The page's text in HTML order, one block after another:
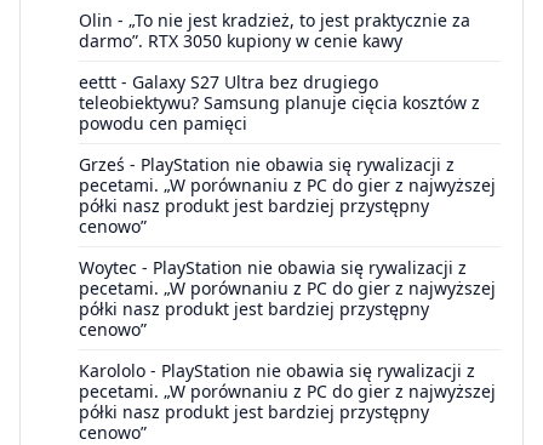
Olin - „To nie jest kradzież, to jest praktycznie za
darmo”. RTX 3050 kupiony w cenie kawy
eettt - Galaxy S27 Ultra bez drugiego
teleobiektywu? Samsung planuje cięcia kosztów z
powodu cen pamięci
Grześ - PlayStation nie obawia się rywalizacji z
pecetami. „W porównaniu z PC do gier z najwyższej
półki nasz produkt jest bardziej przystępny
cenowo”
Woytec - PlayStation nie obawia się rywalizacji z
pecetami. „W porównaniu z PC do gier z najwyższej
półki nasz produkt jest bardziej przystępny
cenowo”
Karololo - PlayStation nie obawia się rywalizacji z
pecetami. „W porównaniu z PC do gier z najwyższej
półki nasz produkt jest bardziej przystępny
cenowo”